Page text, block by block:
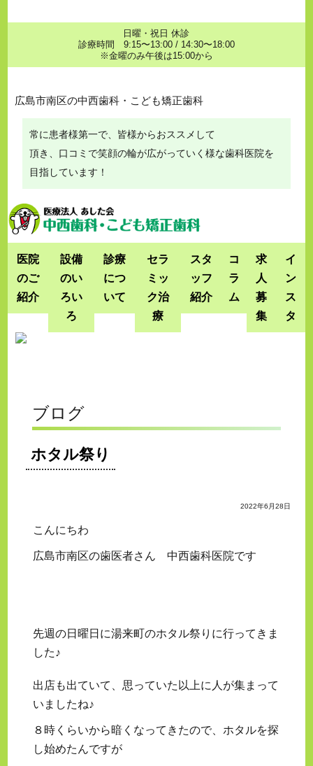
日曜・祝日 休診
診療時間 9:15〜13:00 / 14:30〜18:00
※金曜のみ午後は15:00から
広島市南区の中西歯科・こども矯正歯科
常に患者様第一で、皆様からおススメして
頂き、口コミで笑顔の輪が広がっていく様な歯科医院を
目指しています！
医院
のご
紹介
設備
のい
ろい
ろ
診療
につ
いて
セラ
ミッ
ク治
療
スタ
ッフ
紹介
コ
ラ
ム
求
人
募
集
イ
ン
ス
タ
ブログ
ホタル祭り
2022年6月28日
こんにちわ
広島市南区の歯医者さん 中西歯科医院です
先週の日曜日に湯来町のホタル祭りに行ってきま
した♪
出店も出ていて、思っていた以上に人が集まって
いましたね♪
８時くらいから暗くなってきたので、ホタルを探
し始めたんですが